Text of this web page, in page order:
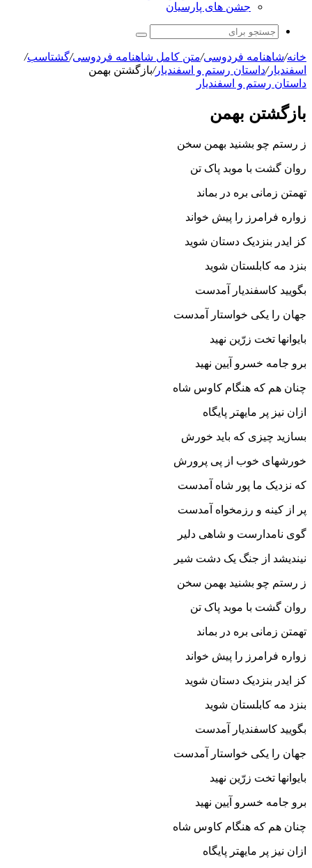
جشن های پارسیان
جستجو
برای
خانه/شاهنامه فردوسی/متن کامل شاهنامه فردوسی/گشتاسب/
اسفندیار/داستان رستم و اسفندیار/بازگشتن بهمن
داستان رستم و اسفندیار
بازگشتن بهمن
ز رستم چو بشنید بهمن سخن
روان گشت با موبد پاک تن‏
تهمتن زمانى بره در بماند
زواره فرامرز را پیش خواند
کز ایدر بنزدیک دستان شوید
بنزد مه کابلستان شوید
بگویید کاسفندیار آمدست
جهان را یکى خواستار آمدست‏
بایوانها تخت زرّین نهید
برو جامه خسرو آیین نهید
چنان هم که هنگام کاوس شاه
ازان نیز پر مایه‏تر پایگاه‏
بسازید چیزى که باید خورش
خورشهاى خوب از پى پرورش‏
که نزدیک ما پور شاه آمدست
پر از کینه و رزمخواه آمدست‏
گوى نامدارست و شاهى دلیر
نیندیشد از جنگ یک دشت شیر
ز رستم چو بشنید بهمن سخن
روان گشت با موبد پاک تن‏
تهمتن زمانى بره در بماند
زواره فرامرز را پیش خواند
کز ایدر بنزدیک دستان شوید
بنزد مه کابلستان شوید
بگویید کاسفندیار آمدست
جهان را یکى خواستار آمدست‏
بایوانها تخت زرّین نهید
برو جامه خسرو آیین نهید
چنان هم که هنگام کاوس شاه
ازان نیز پر مایه‏تر پایگاه‏